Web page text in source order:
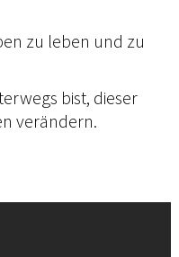
zu leben und zu
bist, dieser
verändern.